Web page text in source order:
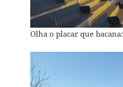
Olha o placar que bacana: